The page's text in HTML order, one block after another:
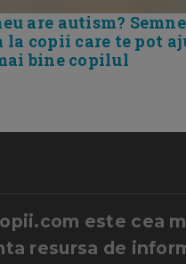
are autism?
la copii care te pot
bine copilul
este cea
resursa de